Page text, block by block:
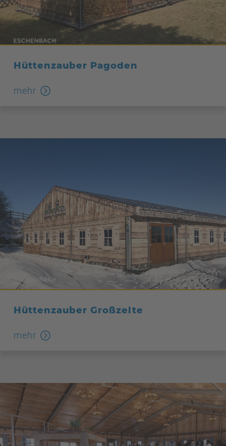
Hüttenzauber Pagoden
mehr
Hüttenzauber Großzelte
mehr